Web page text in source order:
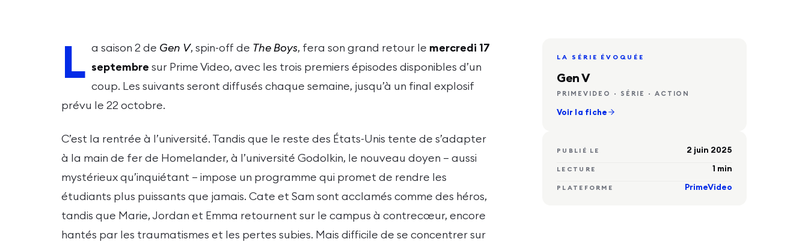
L a saison 2 de Gen V, spin-off de The Boys, fera son grand retour le mercredi 17
septembre sur Prime Video, avec les trois premiers épisodes disponibles d’un
coup. Les suivants seront diffusés chaque semaine, jusqu’à un final explosif
prévu le 22 octobre.
C’est la rentrée à l’université. Tandis que le reste des États-Unis tente de s’adapter
à la main de fer de Homelander, à l’université Godolkin, le nouveau doyen — aussi
mystérieux qu’inquiétant — impose un programme qui promet de rendre les
étudiants plus puissants que jamais. Cate et Sam sont acclamés comme des héros,
tandis que Marie, Jordan et Emma retournent sur le campus à contrecœur, encore
hantés par les traumatismes et les pertes subies. Mais difficile de se concentrer sur
LA SÉRIE ÉVOQUÉE
Gen V
PRIMEVIDEO · SÉRIE · ACTION
Voir la fiche
PUBLIÉ LE 2 juin 2025
LECTURE 1 min
PLATEFORME PrimeVideo